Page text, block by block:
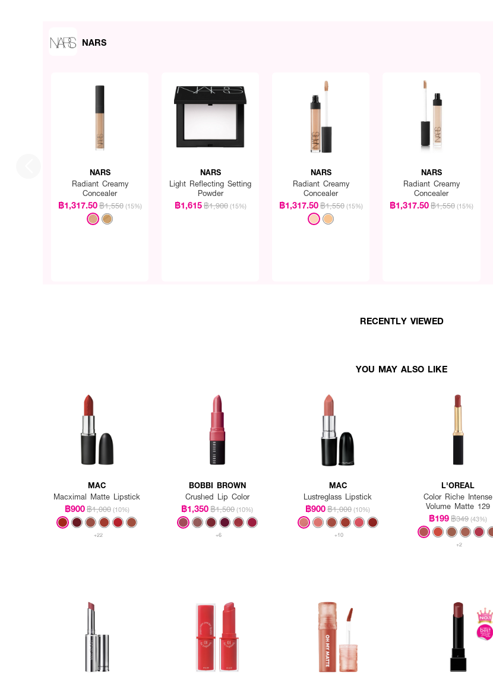
NARS
NARS
Radiant Creamy
Concealer
฿1,317.50฿1,550 (15%)
NARS
Light Reflecting Setting
Powder
฿1,615฿1,900 (15%)
NARS
Radiant Creamy
Concealer
฿1,317.50฿1,550 (15%)
NARS
Radiant Creamy
Concealer
฿1,317.50฿1,550 (15%)
RECENTLY VIEWED
YOU MAY ALSO LIKE
MAC
Macximal Matte Lipstick
฿900฿1,000 (10%)
+22
BOBBI BROWN
Crushed Lip Color
฿1,350฿1,500 (10%)
+6
MAC
Lustreglass Lipstick
฿900฿1,000 (10%)
+10
L'OREAL
Color Riche Intense
Volume Matte 129
฿199฿349 (43%)
+2